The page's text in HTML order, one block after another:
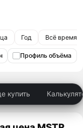
Год Всё время
Профиль объёма
купить